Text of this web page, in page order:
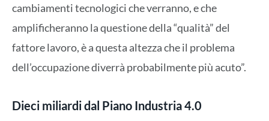
cambiamenti tecnologici che verranno, e che
amplificheranno la questione della “qualità” del
fattore lavoro, è a questa altezza che il problema
dell’occupazione diverrà probabilmente più acuto”.
Dieci miliardi dal Piano Industria 4.0